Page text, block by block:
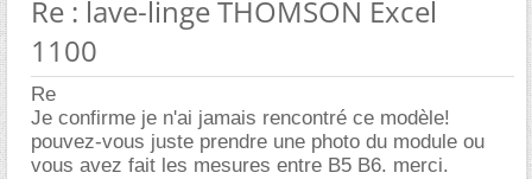
Re : lave-linge THOMSON Excel
1100
Re
Je confirme je n'ai jamais rencontré ce modèle!
pouvez-vous juste prendre une photo du module ou
vous avez fait les mesures entre B5 B6. merci.